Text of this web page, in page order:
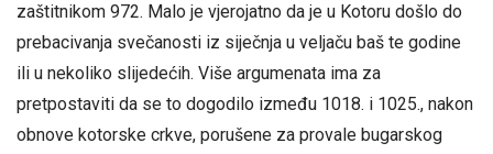
zaštitnikom 972. Malo je vjerojatno da je u Kotoru došlo do
prebacivanja svečanosti iz siječnja u veljaču baš te godine
ili u nekoliko slijedećih. Više argumenata ima za
pretpostaviti da se to dogodilo između 1018. i 1025., nakon
obnove kotorske crkve, porušene za provale bugarskog